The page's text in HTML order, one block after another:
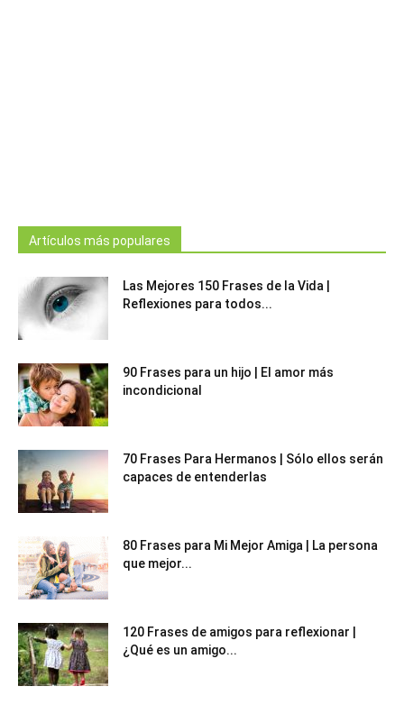
Artículos más populares
Las Mejores 150 Frases de la Vida |
Reflexiones para todos...
90 Frases para un hijo | El amor más
incondicional
70 Frases Para Hermanos | Sólo ellos serán
capaces de entenderlas
80 Frases para Mi Mejor Amiga | La persona
que mejor...
120 Frases de amigos para reflexionar |
¿Qué es un amigo...